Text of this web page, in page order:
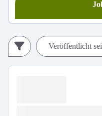
Veröffentlicht